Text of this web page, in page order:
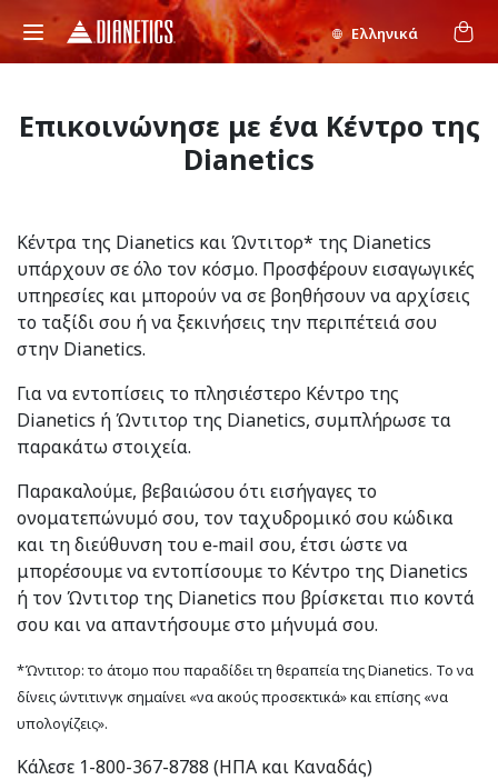
Ελληνικά
Επικοινώνησε με ένα Κέντρο της
Dianetics
Κέντρα της Dianetics και Ώντιτορ* της Dianetics
υπάρχουν σε όλο τον κόσμο. Προσφέρουν εισαγωγικές
υπηρεσίες και μπορούν να σε βοηθήσουν να αρχίσεις
το ταξίδι σου ή να ξεκινήσεις την περιπέτειά σου
στην Dianetics.
Για να εντοπίσεις το πλησιέστερο Κέντρο της
Dianetics ή Ώντιτορ της Dianetics, συμπλήρωσε τα
παρακάτω στοιχεία.
Παρακαλούμε, βεβαιώσου ότι εισήγαγες το
ονοματεπώνυμό σου, τον ταχυδρομικό σου κώδικα
και τη διεύθυνση του e‑mail σου, έτσι ώστε να
μπορέσουμε να εντοπίσουμε το Κέντρο της Dianetics
ή τον Ώντιτορ της Dianetics που βρίσκεται πιο κοντά
σου και να απαντήσουμε στο μήνυμά σου.
*Ώντιτορ: το άτομο που παραδίδει τη θεραπεία της Dianetics. Το να
δίνεις ώντιτινγκ σημαίνει «να ακούς προσεκτικά» και επίσης «να
υπολογίζεις».
Κάλεσε 1-800-367-8788 (ΗΠΑ και Καναδάς)